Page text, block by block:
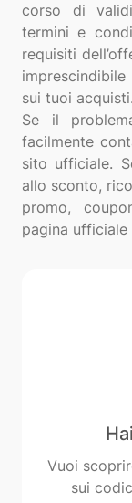
corso di
termini e
requisiti
sui tuoi acquisti.
Se il
facilmente
sito ufficiale.
allo sconto,
promo,
Vuoi
sui